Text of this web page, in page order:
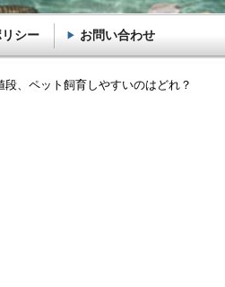
、ペット飼育しやすいのはどれ？
シー お問い合わせ